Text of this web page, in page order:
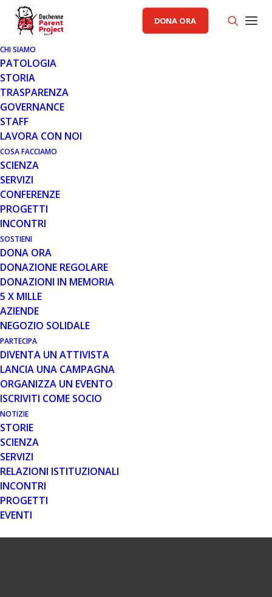
DONA ORA
CHI SIAMO
PATOLOGIA
STORIA
TRASPARENZA
GOVERNANCE
STAFF
LAVORA CON NOI
COSA FACCIAMO
SCIENZA
SERVIZI
CONFERENZE
PROGETTI
INCONTRI
SOSTIENI
DONA ORA
DONAZIONE REGOLARE
DONAZIONI IN MEMORIA
5 X MILLE
AZIENDE
NEGOZIO SOLIDALE
PARTECIPA
DIVENTA UN ATTIVISTA
LANCIA UNA CAMPAGNA
ORGANIZZA UN EVENTO
ISCRIVITI COME SOCIO
NOTIZIE
STORIE
SCIENZA
SERVIZI
RELAZIONI ISTITUZIONALI
INCONTRI
PROGETTI
EVENTI
20 FEB 2019
“CAMBIARE IL MONDO È UN
GIOCO DI SQUADRA”: LA XVII
CONFERENZA INTERNAZIONALE
DI PARENT PROJECT
Non solo la ricerca, ma anche la complessità e le
opportunità del quotidiano al cuore dell’evento Si sono
svolti da venerdì 15 a domenica 17…
Leggi tutto